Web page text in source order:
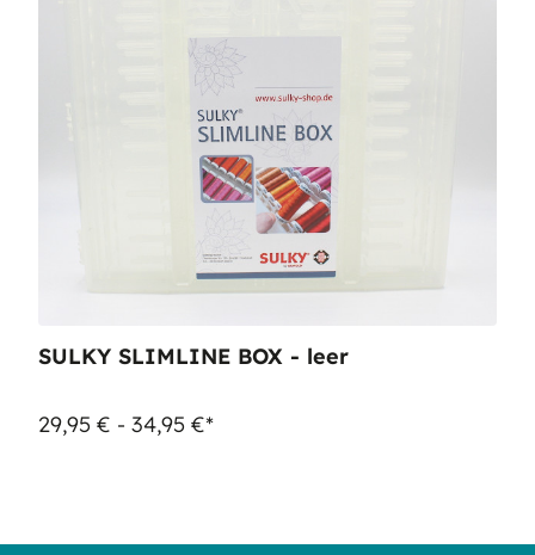
SULKY SLIMLINE BOX - leer
29,95 € - 34,95 €*